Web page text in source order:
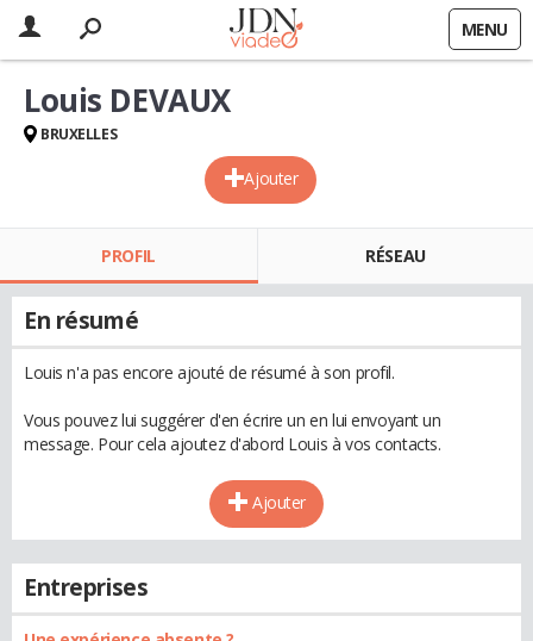
MENU
Ajouter
Louis DEVAUX
BRUXELLES
PROFIL RÉSEAU
En résumé
Louis n'a pas encore ajouté de résumé à son profil.
Vous pouvez lui suggérer d'en écrire un en lui envoyant un
message. Pour cela ajoutez d'abord Louis à vos contacts.
Ajouter
Entreprises